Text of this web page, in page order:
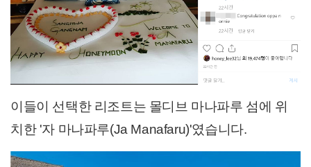
이들이 선택한 리조트는 몰디브 마나파루 섬에 위
치한 '자 마나파루(Ja Manafaru)'였습니다.